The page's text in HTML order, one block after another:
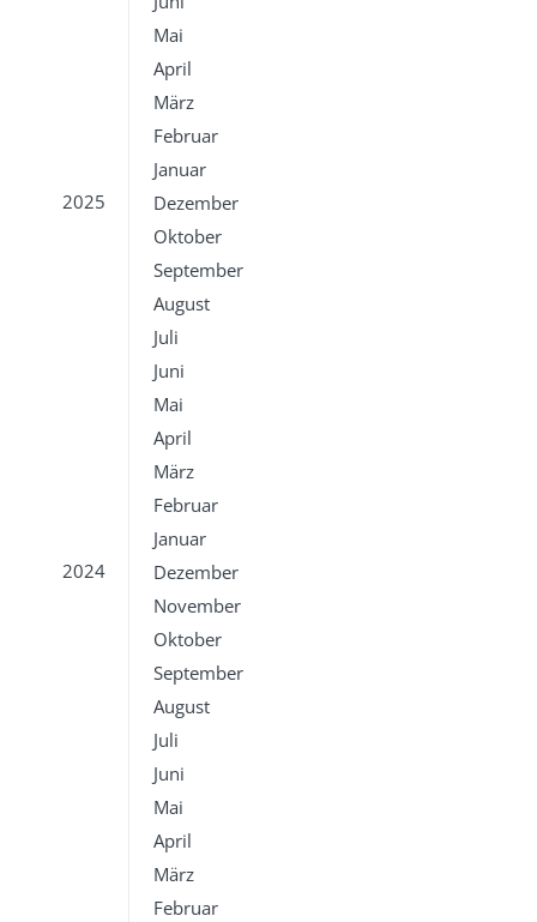
Mai
April
März
Februar
Januar
2025
Dezember
Oktober
September
August
Juli
Juni
Mai
April
März
Februar
Januar
2024
Dezember
November
Oktober
September
August
Juli
Juni
Mai
April
März
Februar